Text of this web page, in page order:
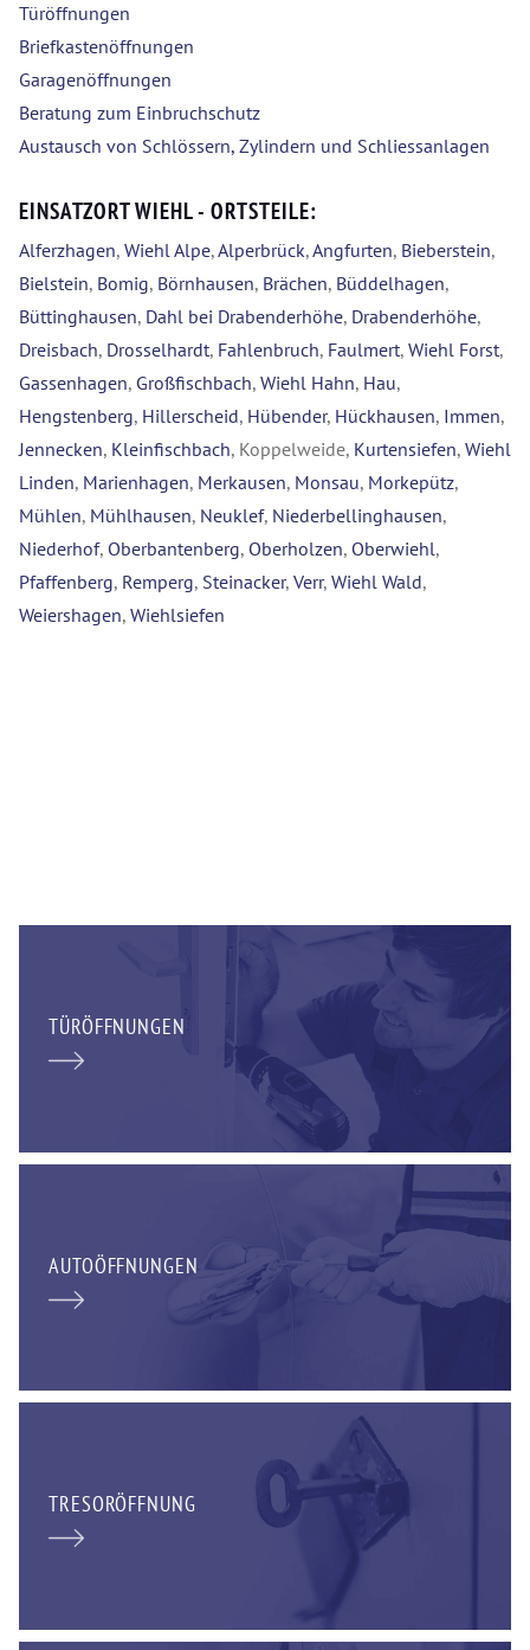
Türöffnungen
Briefkastenöffnungen
Garagenöffnungen
Beratung zum Einbruchschutz
Austausch von Schlössern, Zylindern und Schliessanlagen
EINSATZORT WIEHL - ORTSTEILE:
Alferzhagen, Wiehl Alpe,Alperbrück,Angfurten, Bieberstein,
Bielstein, Bomig, Börnhausen, Brächen, Büddelhagen,
Büttinghausen, Dahl bei Drabenderhöhe, Drabenderhöhe,
Dreisbach, Drosselhardt, Fahlenbruch, Faulmert, Wiehl Forst,
Gassenhagen, Großfischbach, Wiehl Hahn, Hau,
Hengstenberg, Hillerscheid, Hübender, Hückhausen, Immen,
Jennecken, Kleinfischbach, Koppelweide, Kurtensiefen, Wiehl
Linden, Marienhagen, Merkausen, Monsau, Morkepütz,
Mühlen, Mühlhausen, Neuklef, Niederbellinghausen,
Niederhof, Oberbantenberg, Oberholzen, Oberwiehl,
Pfaffenberg, Remperg, Steinacker, Verr, Wiehl Wald,
Weiershagen, Wiehlsiefen
TÜRÖFFNUNGEN
AUTOÖFFNUNGEN
TRESORÖFFNUNG